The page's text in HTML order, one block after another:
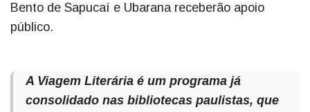
Bento de Sapucaí e Ubarana receberão apoio
público.
A Viagem Literária é um programa já
consolidado nas bibliotecas paulistas, que